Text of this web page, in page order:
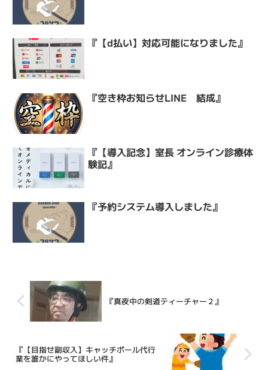
『【d払い】対応可能になりました』
『空き枠お知らせLINE 結成』
『【導入記念】室長 オンライン診療体
験記』
『予約システム導入しました』
『真夜中の剣道ティーチャー２』
『【目指せ副収入】キャッチボール代行
業を誰かにやってほしい件』